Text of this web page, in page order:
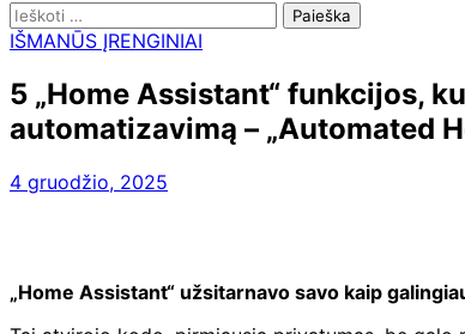
Ieškoti:
IŠMANŪS ĮRENGINIAI
5 „Home Assistant“ funkcijos,
automatizavimą – „Automated
4 gruodžio, 2025
„Home Assistant“ užsitarnavo savo kaip